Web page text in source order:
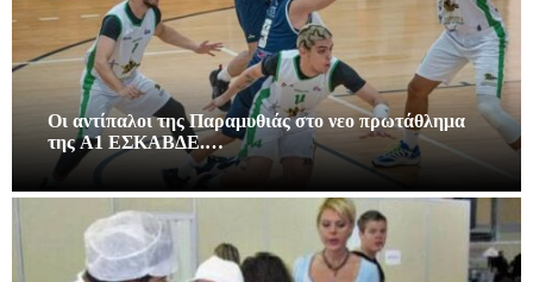
Οι αντίπαλοι της Παραμυθιάς στο νεο πρωτάθλημα
της A1 ΕΣΚΑΒΔΕ.…